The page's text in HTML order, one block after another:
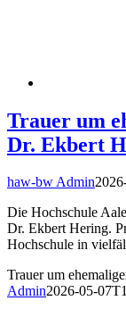
Trauer um
Dr. Ekbert
haw-bw Admin
Die Hochschule
Dr. Ekbert Hering.
Hochschule in
Trauer um
Admin2026-05-